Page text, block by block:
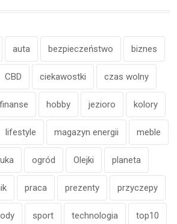
auta bezpieczeństwo biznes
CBD ciekawostki czas wolny
finanse hobby jezioro kolory
lifestyle magazyn energii meble
ogród Olejki planeta
praca prezenty przyczepy
sport technologia top10